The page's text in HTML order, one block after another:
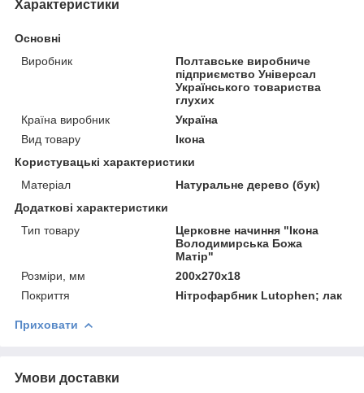
Характеристики
Основні
Виробник
Полтавське виробниче
підприємство Універсал
Українського товариства
глухих
Країна виробник
Україна
Вид товару
Ікона
Користувацькі характеристики
Матеріал
Натуральне дерево (бук)
Додаткові характеристики
Тип товару
Церковне начиння "Ікона
Володимирська Божа
Матір"
Розміри, мм
200х270х18
Покриття
Нітрофарбник Lutophen; лак
Приховати
Умови доставки